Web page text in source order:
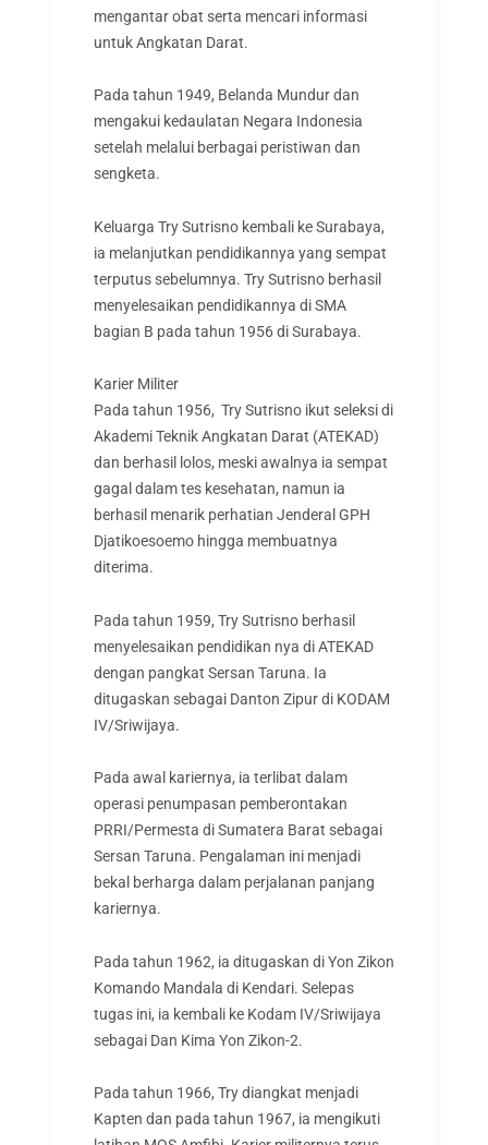
mengantar obat serta mencari informasi
untuk Angkatan Darat.
Pada tahun 1949, Belanda Mundur dan
mengakui kedaulatan Negara Indonesia
setelah melalui berbagai peristiwan dan
sengketa.
Keluarga Try Sutrisno kembali ke Surabaya,
ia melanjutkan pendidikannya yang sempat
terputus sebelumnya. Try Sutrisno berhasil
menyelesaikan pendidikannya di SMA
bagian B pada tahun 1956 di Surabaya.
Karier Militer
Pada tahun 1956, Try Sutrisno ikut seleksi di
Akademi Teknik Angkatan Darat (ATEKAD)
dan berhasil lolos, meski awalnya ia sempat
gagal dalam tes kesehatan, namun ia
berhasil menarik perhatian Jenderal GPH
Djatikoesoemo hingga membuatnya
diterima.
Pada tahun 1959, Try Sutrisno berhasil
menyelesaikan pendidikan nya di ATEKAD
dengan pangkat Sersan Taruna. Ia
ditugaskan sebagai Danton Zipur di KODAM
IV/Sriwijaya.
Pada awal kariernya, ia terlibat dalam
operasi penumpasan pemberontakan
PRRI/Permesta di Sumatera Barat sebagai
Sersan Taruna. Pengalaman ini menjadi
bekal berharga dalam perjalanan panjang
kariernya.
Pada tahun 1962, ia ditugaskan di Yon Zikon
Komando Mandala di Kendari. Selepas
tugas ini, ia kembali ke Kodam IV/Sriwijaya
sebagai Dan Kima Yon Zikon-2.
Pada tahun 1966, Try diangkat menjadi
Kapten dan pada tahun 1967, ia mengikuti